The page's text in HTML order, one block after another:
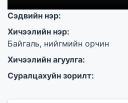
Сэдвийн нэр:
Хичээлийн нэр:
Байгаль, нийгмийн орчин
Хичээлийн агуулга:
Суралцахуйн зорилт: